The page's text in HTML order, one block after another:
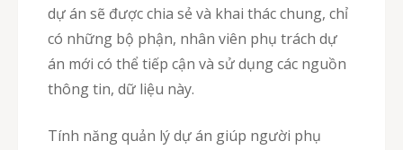
dự án sẽ được chia sẻ và khai thác chung, chỉ
có những bộ phận, nhân viên phụ trách dự
án mới có thể tiếp cận và sử dụng các nguồn
thông tin, dữ liệu này.
Tính năng quản lý dự án giúp người phụ